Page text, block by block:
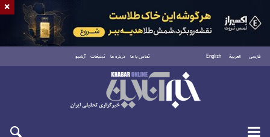
فارسی العربية English تماس با ما درباره ما تبلیغات آرشیو
جمعه ۱۶ مرداد ۱۴۰۵
×